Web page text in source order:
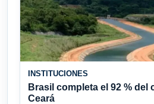
INSTITUCIONES
Brasil completa el 92 %
Ceará